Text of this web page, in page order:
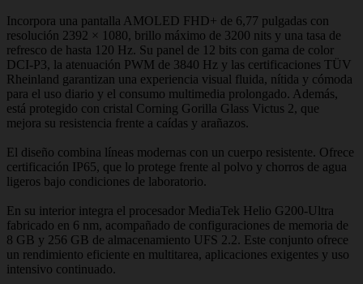
Incorpora una pantalla AMOLED FHD+ de 6,77 pulgadas con
resolución 2392 × 1080, brillo máximo de 3200 nits y una tasa de
refresco de hasta 120 Hz. Su panel de 12 bits con gama de color
DCI-P3, la atenuación PWM de 3840 Hz y las certificaciones TÜV
Rheinland garantizan una experiencia visual fluida, nítida y cómoda
para el uso diario y el consumo multimedia prolongado. Además,
está protegido con cristal Corning Gorilla Glass Victus 2, que
mejora su resistencia frente a caídas y arañazos.
El diseño combina líneas modernas con un cuerpo resistente. Ofrece
certificación IP65, que lo protege frente al polvo y chorros de agua
ligeros bajo condiciones de laboratorio.
En su interior integra el procesador MediaTek Helio G200-Ultra
fabricado en 6 nm, acompañado de configuraciones de memoria de
8 GB y 256 GB de almacenamiento UFS 2.2. Este conjunto ofrece
un rendimiento eficiente en multitarea, aplicaciones exigentes y uso
intensivo continuado.